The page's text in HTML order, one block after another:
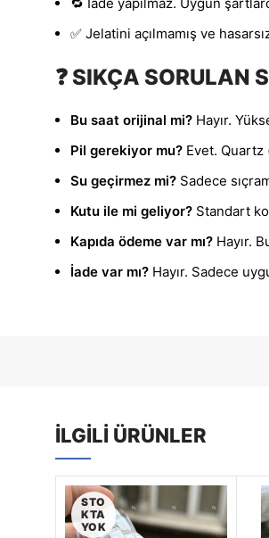
✅ Jelatini açılmamış ve
❓ SIKÇA SORULAN
Bu saat orijinal mi? Hayır.
Pil gerekiyor mu? Evet. Quartz
Su geçirmez mi? Sadece
Kutu ile mi geliyor? Standart
Kapıda ödeme var mı? Hayır.
İade var mı? Hayır. Sadece
İLGILI ÜRÜNLER
STO
KTA
YOK